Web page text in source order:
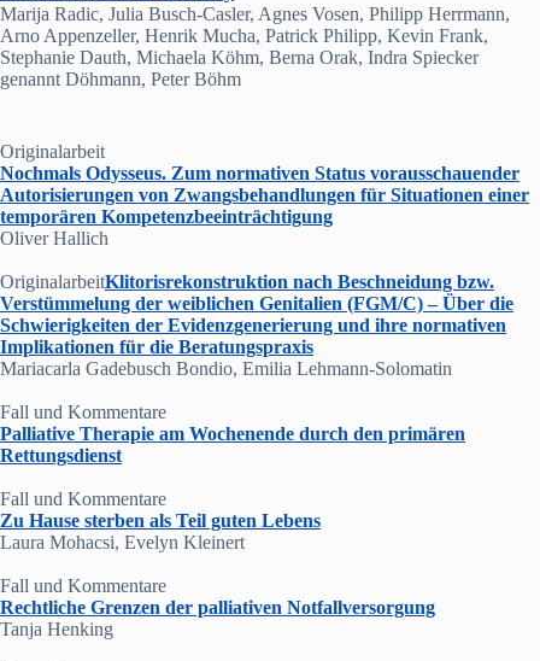
Marija Radic, Julia Busch-Casler, Agnes Vosen, Philipp Herrmann,
Arno Appenzeller, Henrik Mucha, Patrick Philipp, Kevin Frank,
Stephanie Dauth, Michaela Köhm, Berna Orak, Indra Spiecker
genannt Döhmann, Peter Böhm
Originalarbeit
Nochmals Odysseus. Zum normativen Status vorausschauender
Autorisierungen von Zwangsbehandlungen für Situationen einer
temporären Kompetenzbeeinträchtigung
Oliver Hallich
OriginalarbeitKlitorisrekonstruktion nach Beschneidung bzw.
Verstümmelung der weiblichen Genitalien (FGM/C) – Über die
Schwierigkeiten der Evidenzgenerierung und ihre normativen
Implikationen für die Beratungspraxis
Mariacarla Gadebusch Bondio, Emilia Lehmann-Solomatin
Fall und Kommentare
Palliative Therapie am Wochenende durch den primären
Rettungsdienst
Fall und Kommentare
Zu Hause sterben als Teil guten Lebens
Laura Mohacsi, Evelyn Kleinert
Fall und Kommentare
Rechtliche Grenzen der palliativen Notfallversorgung
Tanja Henking